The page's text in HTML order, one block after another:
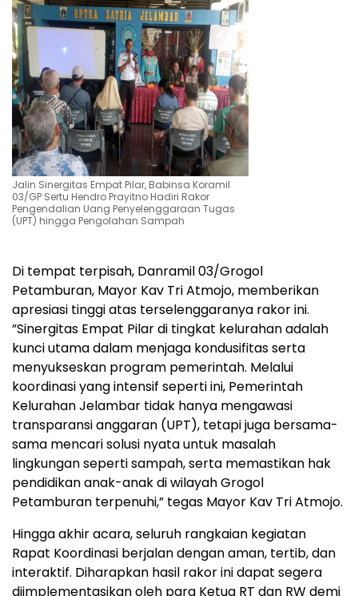
Jalin Sinergitas Empat Pilar, Babinsa Koramil
03/GP Sertu Hendro Prayitno Hadiri Rakor
Pengendalian Uang Penyelenggaraan Tugas
(UPT) hingga Pengolahan Sampah
​Di tempat terpisah, Danramil 03/Grogol
Petamburan, Mayor Kav Tri Atmojo, memberikan
apresiasi tinggi atas terselenggaranya rakor ini.
​”Sinergitas Empat Pilar di tingkat kelurahan adalah
kunci utama dalam menjaga kondusifitas serta
menyukseskan program pemerintah. Melalui
koordinasi yang intensif seperti ini, Pemerintah
Kelurahan Jelambar tidak hanya mengawasi
transparansi anggaran (UPT), tetapi juga bersama-
sama mencari solusi nyata untuk masalah
lingkungan seperti sampah, serta memastikan hak
pendidikan anak-anak di wilayah Grogol
Petamburan terpenuhi,” tegas Mayor Kav Tri Atmojo.
​Hingga akhir acara, seluruh rangkaian kegiatan
Rapat Koordinasi berjalan dengan aman, tertib, dan
interaktif. Diharapkan hasil rakor ini dapat segera
diimplementasikan oleh para Ketua RT dan RW demi